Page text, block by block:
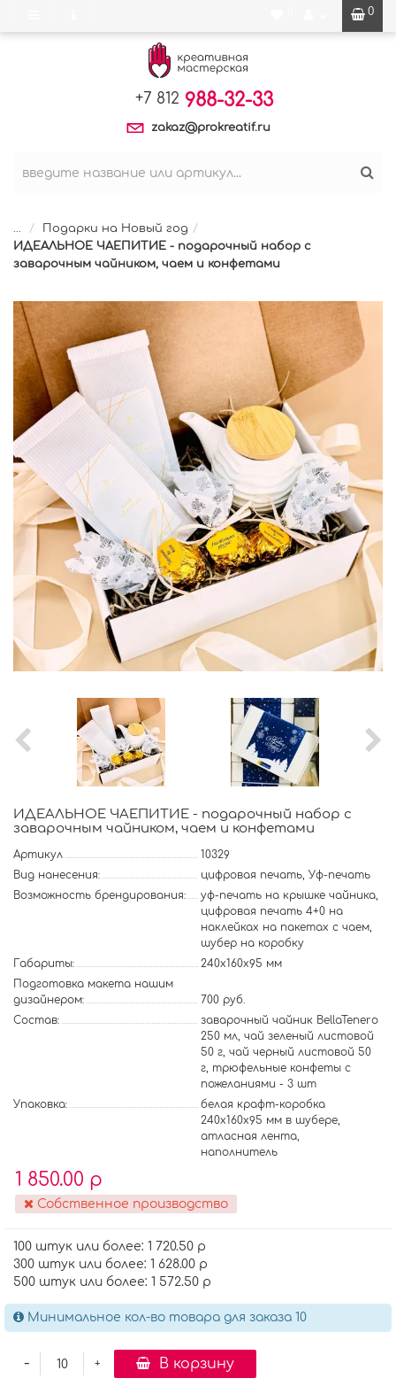
0
+7 812 988-32-33
zakaz@prokreatif.ru
...
Подарки на Новый год
ИДЕАЛЬНОЕ ЧАЕПИТИЕ - подарочный набор с
заварочным чайником, чаем и конфетами
ИДЕАЛЬНОЕ ЧАЕПИТИЕ - подарочный набор с
заварочным чайником, чаем и конфетами
Артикул
10329
Вид нанесения:
цифровая печать, Уф-печать
Возможность брендирования:
уф-печать на крышке чайника,
цифровая печать 4+0 на
наклейках на пакетах с чаем,
шубер на коробку
Габариты:
240х160х95 мм
Подготовка макета нашим
дизайнером:
700 руб.
Состав:
заварочный чайник BellaTenero
250 мл, чай зеленый листовой
50 г, чай черный листовой 50
г, трюфельные конфеты с
пожеланиями - 3 шт
Упаковка:
белая крафт-коробка
240х160х95 мм в шубере,
атласная лента,
наполнитель
1 850.00 р
Собственное производство
100 штук или более: 1 720.50 р
300 штук или более: 1 628.00 р
500 штук или более: 1 572.50 р
Минимальное кол-во товара для заказа 10
+
- В корзину